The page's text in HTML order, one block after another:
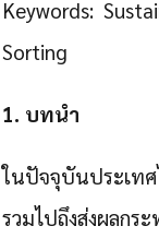
Keywords:
Sorting
1. บทนำ
ในปัจจุบันประเท
รวมไปถึงส่งผลก